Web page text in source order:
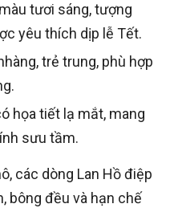
tươi sáng, tượng
yêu thích dịp lễ Tết.
trẻ trung, phù hợp
họa tiết lạ mắt, mang
sưu tầm.
các dòng Lan Hồ điệp
bông đều và hạn chế